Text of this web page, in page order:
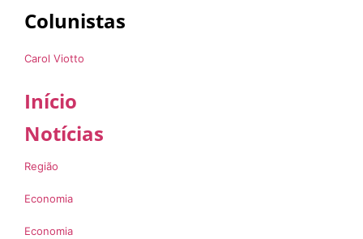
Colunistas
Carol Viotto
Início
Notícias
Região
Economia
Economia